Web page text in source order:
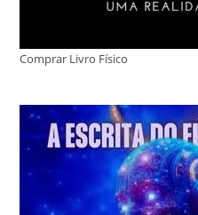
Comprar Livro Físico